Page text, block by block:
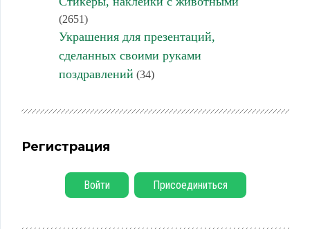
(2651)
Украшения для презентаций,
сделанных своими руками
поздравлений (34)
Регистрация
Войти Присоединиться